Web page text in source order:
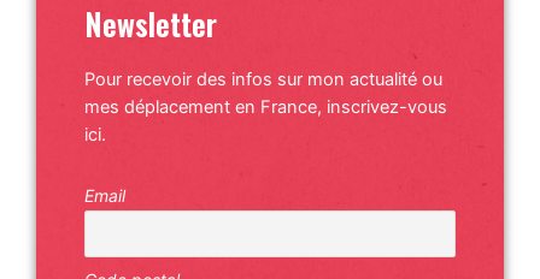
Newsletter
Pour recevoir des infos sur mon actualité ou
mes déplacement en France, inscrivez-vous
ici.
Email